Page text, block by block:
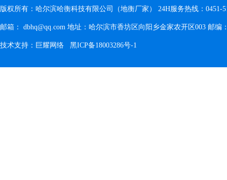
版权所有：哈尔滨哈衡科技有限公司（地衡厂家） 24H服务热线：0451-
邮箱： dbhq@qq.com 地址：哈尔滨市香坊区向阳乡金家农开区003 邮编
技术支持： 巨耀网络 黑ICP备18003286号-1